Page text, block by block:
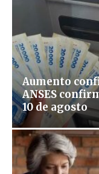
Aumento
ANSES
10 de agosto